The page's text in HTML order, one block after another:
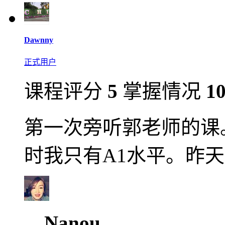
Dawnny
正式用户
课程评分 5 掌握情况
第一次旁听郭老师的
时我只有A1水平。昨